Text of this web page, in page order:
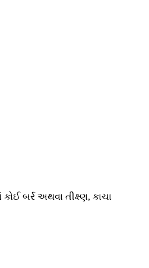
બર્ર અથવા તીક્ષ્ણ, કાચા